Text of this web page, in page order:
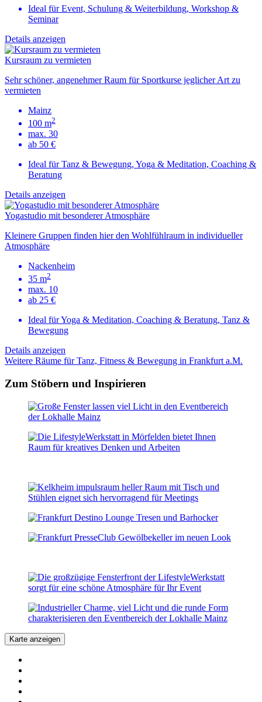
Ideal für Event, Schulung & Weiterbildung, Workshop &
Seminar
Details anzeigen
Kursraum zu vermieten
Sehr schöner, angenehmer Raum für Sportkurse jeglicher Art zu
vermieten
Mainz
100 m2
max. 30
ab 50 €
Ideal für Tanz & Bewegung, Yoga & Meditation, Coaching &
Beratung
Details anzeigen
Yogastudio mit besonderer Atmosphäre
Kleinere Gruppen finden hier den Wohlfühlraum in individueller
Atmosphäre
Nackenheim
35 m2
max. 10
ab 25 €
Ideal für Yoga & Meditation, Coaching & Beratung, Tanz &
Bewegung
Details anzeigen
Weitere Räume für Tanz, Fitness & Bewegung in Frankfurt a.M.
Zum Stöbern und Inspirieren
Karte anzeigen